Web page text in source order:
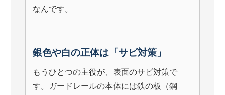
なんです。
銀色や白の正体は「サビ対策」
もうひとつの主役が、表面のサビ対策で
す。ガードレールの本体には鉄の板（鋼